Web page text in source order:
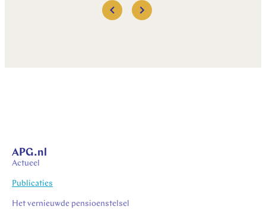
APG.nl
Actueel
Publicaties
Het vernieuwde pensioenstelsel